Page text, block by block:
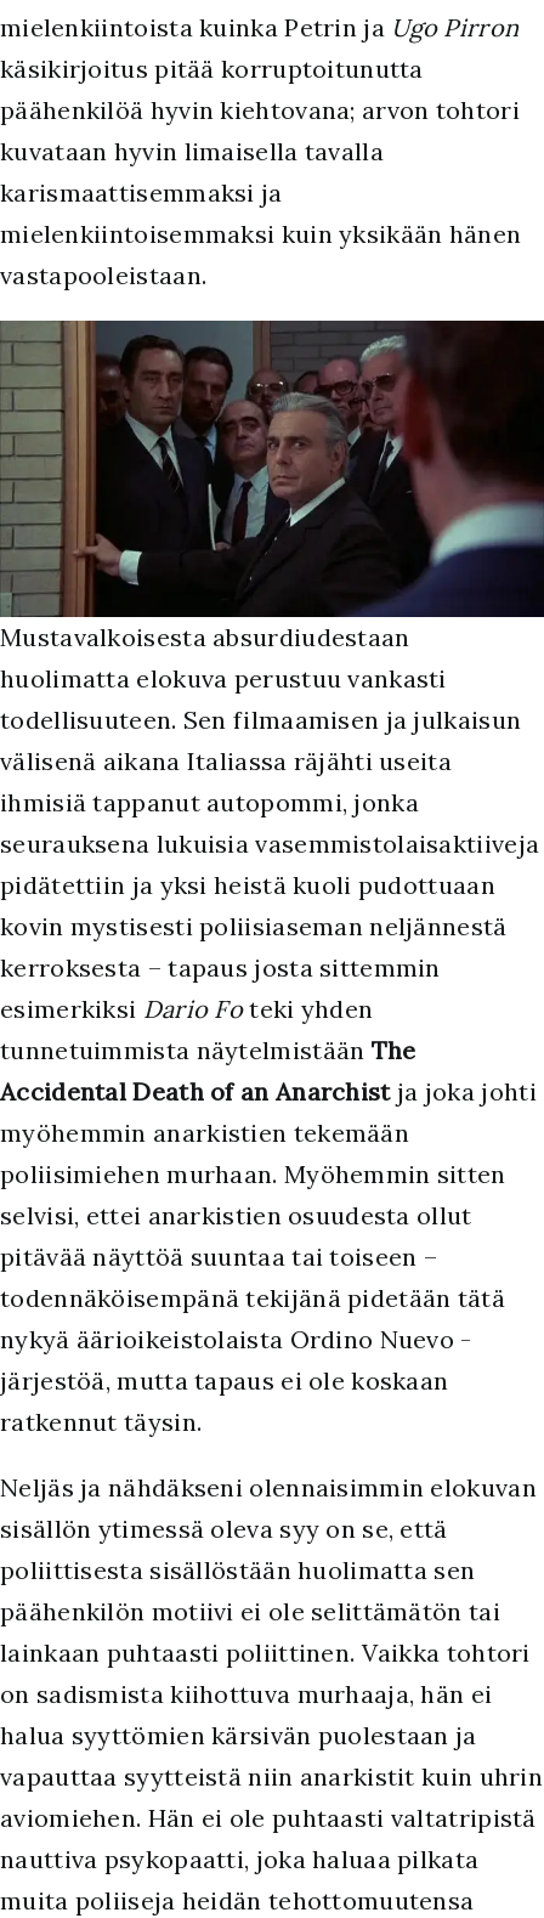
mielenkiintoista kuinka Petrin ja Ugo Pirron
käsikirjoitus pitää korruptoitunutta
päähenkilöä hyvin kiehtovana; arvon tohtori
kuvataan hyvin limaisella tavalla
karismaattisemmaksi ja
mielenkiintoisemmaksi kuin yksikään hänen
vastapooleistaan.
Mustavalkoisesta absurdiudestaan
huolimatta elokuva perustuu vankasti
todellisuuteen. Sen filmaamisen ja julkaisun
välisenä aikana Italiassa räjähti useita
ihmisiä tappanut autopommi, jonka
seurauksena lukuisia vasemmistolaisaktiiveja
pidätettiin ja yksi heistä kuoli pudottuaan
kovin mystisesti poliisiaseman neljännestä
kerroksesta – tapaus josta sittemmin
esimerkiksi Dario Foteki yhden
tunnetuimmista näytelmistään The
Accidental Death of an Anarchistja joka johti
myöhemmin anarkistien tekemään
poliisimiehen murhaan. Myöhemmin sitten
selvisi, ettei anarkistien osuudesta ollut
pitävää näyttöä suuntaa tai toiseen –
todennäköisempänä tekijänä pidetään tätä
nykyä äärioikeistolaista Ordino Nuevo -
järjestöä, mutta tapaus ei ole koskaan
ratkennut täysin.
Neljäs ja nähdäkseni olennaisimmin elokuvan
sisällön ytimessä oleva syy on se, että
poliittisesta sisällöstään huolimatta sen
päähenkilön motiivi ei ole selittämätön tai
lainkaan puhtaasti poliittinen. Vaikka tohtori
on sadismista kiihottuva murhaaja, hän ei
halua syyttömien kärsivän puolestaan ja
vapauttaa syytteistä niin anarkistit kuin uhrin
aviomiehen. Hän ei ole puhtaasti valtatripistä
nauttiva psykopaatti, joka haluaa pilkata
muita poliiseja heidän tehottomuutensa